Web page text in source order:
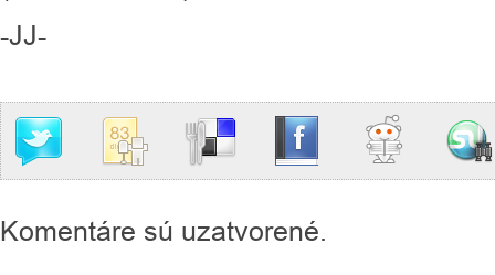
-JJ-
Komentáre sú uzatvorené.